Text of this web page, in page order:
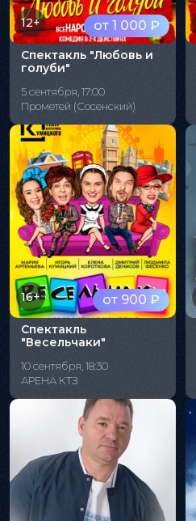
от 1 000 ₽
12+
Спектакль "Любовь и
голуби"
5 сентября, 17:00
Прометей (Сосенский)
от 900 ₽
16+
Спектакль
"Весельчаки"
10 сентября, 18:30
АРЕНА КТЗ